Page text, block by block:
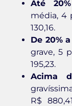
Até
média, 4
130,16.
De 20%
grave, 5
195,23.
Acima
R$